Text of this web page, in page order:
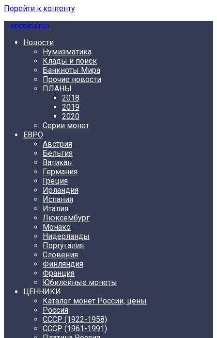
Перейти к контенту
oncoins.net
Новости
Нумизматика
Клады и поиск
Банкноты Мира
Прочие новости
ПЛАНЫ
2018
2019
2020
Серии монет
ЕВРО
Австрия
Бельгия
Ватикан
Германия
Греция
Ирландия
Испания
Италия
Люксембург
Монако
Нидерланды
Португалия
Словения
Финляндия
Франция
Юбилейные монеты
ЦЕННИКИ
Каталог монет России, цены
Россия
СССР (1922-1958)
CCCР (1961-1991)